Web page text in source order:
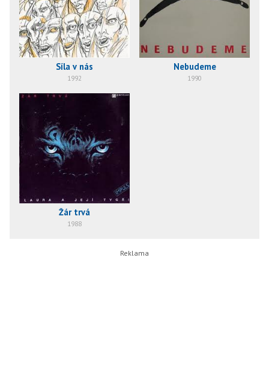
Síla v nás
1992
Nebudeme
1990
Žár trvá
1988